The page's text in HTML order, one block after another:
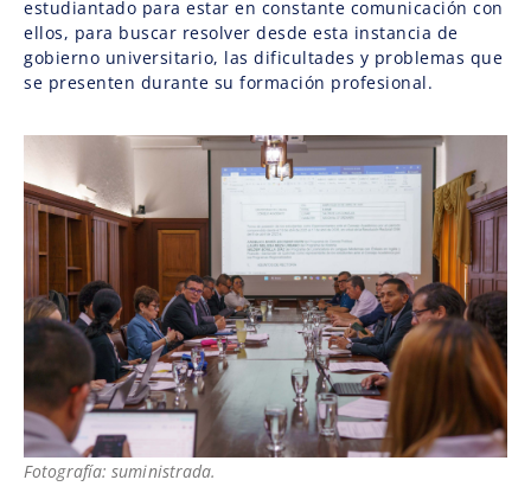
estudiantado para estar en constante comunicación con
ellos, para buscar resolver desde esta instancia de
gobierno universitario, las dificultades y problemas que
se presenten durante su formación profesional.
Fotografía: suministrada.